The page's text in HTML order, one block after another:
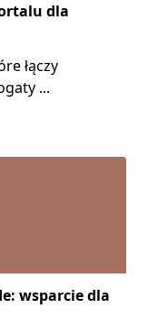
dla
łączy
...
wsparcie dla